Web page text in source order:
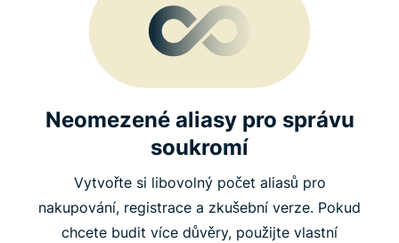
Neomezené aliasy pro správu
soukromí
Vytvořte si libovolný počet aliasů pro
nakupování, registrace a zkušební verze. Pokud
chcete budit více důvěry, použijte vlastní